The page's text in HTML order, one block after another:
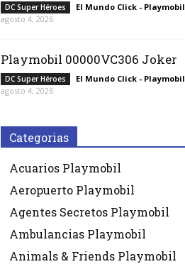
DC Super Héroes El Mundo Click - Playmobil
agosto 4, 2026
Playmobil 00000VC306 Joker
DC Super Héroes El Mundo Click - Playmobil
agosto 4, 2026
Categorias
Acuarios Playmobil
Aeropuerto Playmobil
Agentes Secretos Playmobil
Ambulancias Playmobil
Animals & Friends Playmobil